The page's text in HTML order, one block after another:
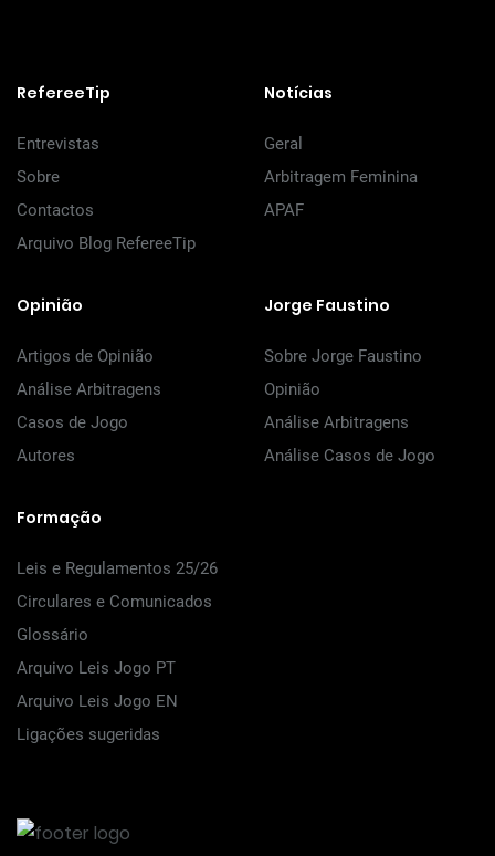
RefereeTip
Entrevistas
Sobre
Contactos
Arquivo Blog RefereeTip
Notícias
Geral
Arbitragem Feminina
APAF
Opinião
Artigos de Opinião
Análise Arbitragens
Casos de Jogo
Autores
Jorge Faustino
Sobre Jorge Faustino
Opinião
Análise Arbitragens
Análise Casos de Jogo
Formação
Leis e Regulamentos 25/26
Circulares e Comunicados
Glossário
Arquivo Leis Jogo PT
Arquivo Leis Jogo EN
Ligações sugeridas